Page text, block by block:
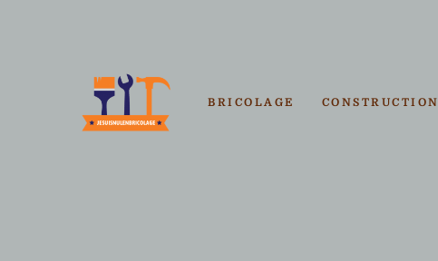
BRICOLAGE CONSTRUCTION